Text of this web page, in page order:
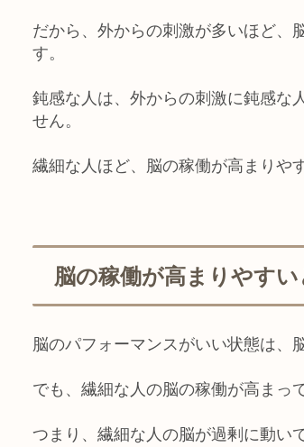
だから、外からの刺激が多いほど、
す。
鈍感な人は、外からの刺激に鈍感な
せん。
繊細な人ほど、脳の稼働が高まりや
脳の稼働が高まりやす
脳のパフォーマンスがいい状態は、
でも、繊細な人の脳の稼働が高まっ
つまり、 繊細な人の脳が過剰に動い